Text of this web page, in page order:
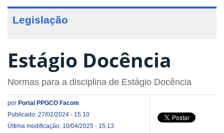
Legislação
Estágio Docência
Normas para a disciplina de Estágio Docência
por Portal PPGCO Facom
Publicado: 27/02/2024 - 15:10
Última modificação: 10/04/2025 - 15:13